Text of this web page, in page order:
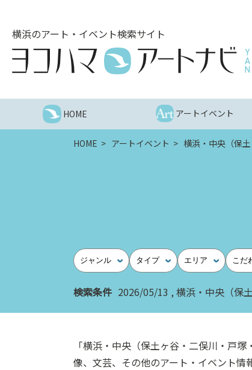
へ
横浜のアート・イベント検索サイト
HOME アートイベント
HOME アートイベント 横浜・中央（保
ジャンル タイプ エリア こだ
検索条件 2026/05/13 横浜・中央（保
「横浜・中央（保土ヶ谷・二俣川・戸
像、文芸、その他のアート・イベント情